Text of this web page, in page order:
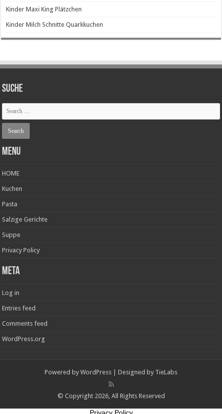
Kinder Maxi King Plätzchen
Kinder Milch Schnitte Quarkkuchen
SUCHE
Menu
HOME
Kuchen
Pasta
Salzige Gerichte
Suppe
Privacy Policy
Meta
Log in
Entries feed
Comments feed
WordPress.org
Powered by WordPress | Designed by TieLabs
© Copyright 2026, All Rights Reserved